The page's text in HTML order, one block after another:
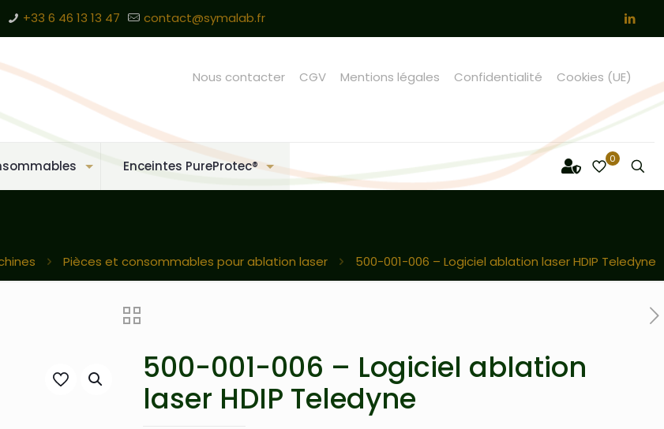
+33 6 46 13 13 47 contact@symalab.fr
Enceintes PureProtec®
Nous contacter CGV Mentions légales Confidentialité Cookies (UE)
0
Pièces et consommables pour ablation laser 500-001-006 – Logiciel ablation laser HDIP Teledyne
500-001-006 – Logiciel ablation
laser HDIP Teledyne